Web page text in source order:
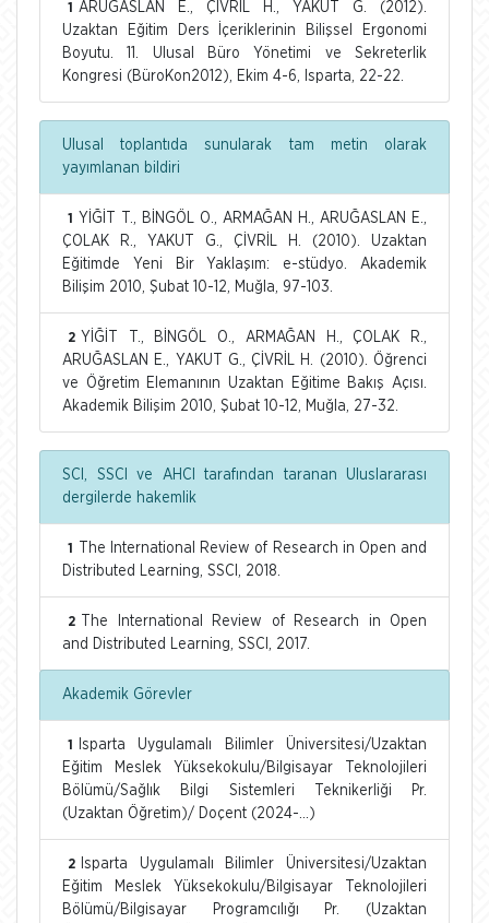
1
ARUĞASLAN E., ÇİVRİL H., YAKUT G. (2012).
Uzaktan Eğitim Ders İçeriklerinin Bilişsel Ergonomi
Boyutu. 11. Ulusal Büro Yönetimi ve Sekreterlik
Kongresi (BüroKon2012), Ekim 4-6, Isparta, 22-22.
Ulusal toplantıda sunularak tam metin olarak
yayımlanan bildiri
1
YİĞİT T., BİNGÖL O., ARMAĞAN H., ARUĞASLAN E.,
ÇOLAK R., YAKUT G., ÇİVRİL H. (2010). Uzaktan
Eğitimde Yeni Bir Yaklaşım: e-stüdyo. Akademik
Bilişim 2010, Şubat 10-12, Muğla, 97-103.
2 YİĞİT T., BİNGÖL O., ARMAĞAN H., ÇOLAK R.,
ARUĞASLAN E., YAKUT G., ÇİVRİL H. (2010). Öğrenci
ve Öğretim Elemanının Uzaktan Eğitime Bakış Açısı.
Akademik Bilişim 2010, Şubat 10-12, Muğla, 27-32.
SCI, SSCI ve AHCI tarafından taranan Uluslararası
dergilerde hakemlik
1
The International Review of Research in Open and
Distributed Learning, SSCI, 2018.
2
The International Review of Research in Open
and Distributed Learning, SSCI, 2017.
Akademik Görevler
1
Isparta Uygulamalı Bilimler Üniversitesi/Uzaktan
Eğitim Meslek Yüksekokulu/Bilgisayar Teknolojileri
Bölümü/Sağlık Bilgi Sistemleri Teknikerliği Pr.
(Uzaktan Öğretim)/ Doçent (2024-...)
2
Isparta Uygulamalı Bilimler Üniversitesi/Uzaktan
Eğitim Meslek Yüksekokulu/Bilgisayar Teknolojileri
Bölümü/Bilgisayar Programcılığı Pr. (Uzaktan